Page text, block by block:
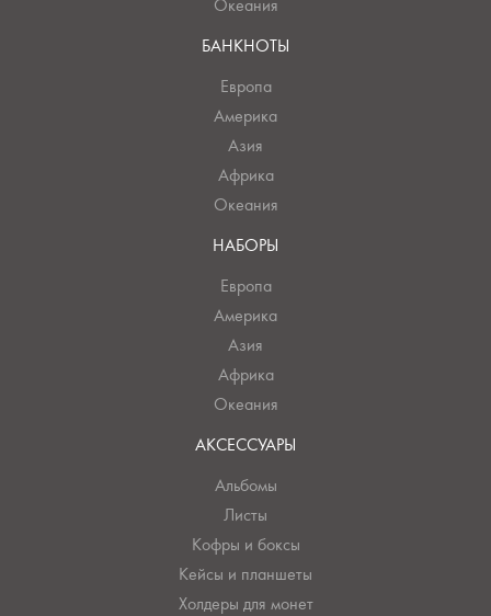
Океания
БАНКНОТЫ
Европа
Америка
Азия
Африка
Океания
НАБОРЫ
Европа
Америка
Азия
Африка
Океания
АКСЕССУАРЫ
Альбомы
Листы
Кофры и боксы
Кейсы и планшеты
Холдеры для монет